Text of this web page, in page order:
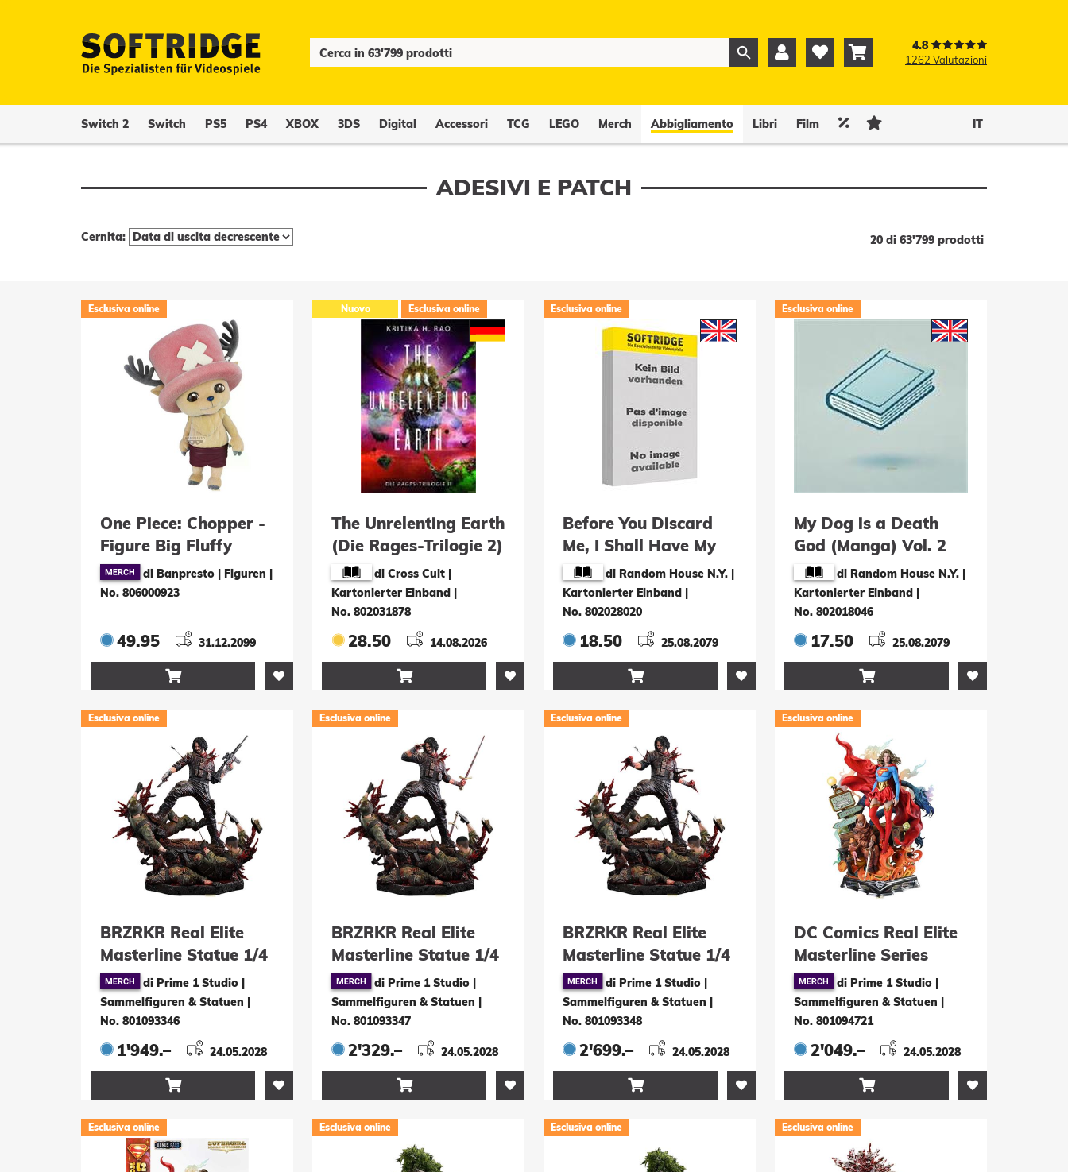
   4.8
1262 Valutazioni
Switch 2 Switch PS5 PS4 XBOX 3DS Digital Accessori TCG LEGO Merch Abbigliamento Libri Film   IT
ADESIVI E PATCH
Cernita: 20 di 63'799 prodotti
Esclusiva online
One Piece: Chopper -
Figure Big Fluffy
Puffy [14cm]
di Banpresto | Figuren |
No. 806000923
49.95 31.12.2099

Nuovo Esclusiva online
The Unrelenting Earth
(Die Rages-Trilogie 2)
di Cross Cult |
Kartonierter Einband |
No. 802031878
28.50 14.08.2026

Esclusiva online
Before You Discard
Me, I Shall Have My
Way With You
(Manga) Vol. 5
di Random House N.Y. |
Kartonierter Einband |
No. 802028020
18.50 25.08.2079

Esclusiva online
My Dog is a Death
God (Manga) Vol. 2
di Random House N.Y. |
Kartonierter Einband |
No. 802018046
17.50 25.08.2079

Esclusiva online
BRZRKR Real Elite
Masterline Statue 1/4
B 69 cmdi Prime 1 Studio |
Sammelfiguren & Statuen |
No. 801093346
1'949.– 24.05.2028

Esclusiva online
BRZRKR Real Elite
Masterline Statue 1/4
B Deluxe Version 70
cm
di Prime 1 Studio |
Sammelfiguren & Statuen |
No. 801093347
2'329.– 24.05.2028

Esclusiva online
BRZRKR Real Elite
Masterline Statue 1/4
B DX Bonus Version
70 cm
di Prime 1 Studio |
Sammelfiguren & Statuen |
No. 801093348
2'699.– 24.05.2028

Esclusiva online
DC Comics Real Elite
Masterline Series
Statue 1/4 Supergirl
Woman of Tomorrow
63 cm
di Prime 1 Studio |
Sammelfiguren & Statuen |
No. 801094721
2'049.– 24.05.2028

Esclusiva online Esclusiva online Esclusiva online Esclusiva online